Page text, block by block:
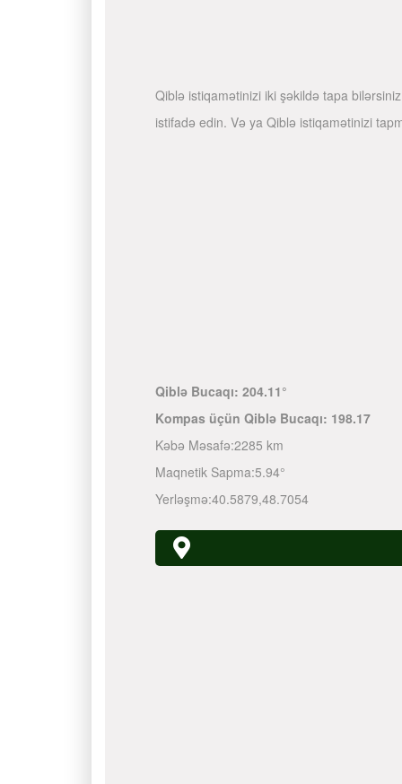
Qiblə istiqamətinizi iki şəkildə tapa
istifadə edin. Və ya Qiblə istiqamətinizi
Qiblə Bucaqı: 204.11°
Kompas üçün Qiblə Bucaqı: 198.17
Kəbə Məsafə:2285 km
Maqnetik Sapma:5.94°
Yerləşmə:40.5879,48.7054